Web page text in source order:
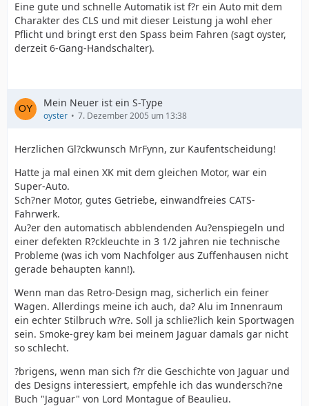
Eine gute und schnelle Automatik ist f?r ein Auto mit dem
Charakter des CLS und mit dieser Leistung ja wohl eher
Pflicht und bringt erst den Spass beim Fahren (sagt oyster,
derzeit 6-Gang-Handschalter).
Mein Neuer ist ein S-Type
oyster 7. Dezember 2005 um 13:38
Herzlichen Gl?ckwunsch MrFynn, zur Kaufentscheidung!
Hatte ja mal einen XK mit dem gleichen Motor, war ein
Super-Auto.
Sch?ner Motor, gutes Getriebe, einwandfreies CATS-
Fahrwerk.
Au?er den automatisch abblendenden Au?enspiegeln und
einer defekten R?ckleuchte in 3 1/2 jahren nie technische
Probleme (was ich vom Nachfolger aus Zuffenhausen nicht
gerade behaupten kann!).
Wenn man das Retro-Design mag, sicherlich ein feiner
Wagen. Allerdings meine ich auch, da? Alu im Innenraum
ein echter Stilbruch w?re. Soll ja schlie?lich kein Sportwagen
sein. Smoke-grey kam bei meinem Jaguar damals gar nicht
so schlecht.
?brigens, wenn man sich f?r die Geschichte von Jaguar und
des Designs interessiert, empfehle ich das wundersch?ne
Buch "Jaguar" von Lord Montague of Beaulieu.